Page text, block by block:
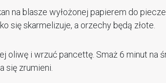
na blasze wyłożonej papierem do
się skarmelizuje, a orzechy będą złote.
oliwę i wrzuć pancettę. Smaż 6 minut na
się zrumieni.